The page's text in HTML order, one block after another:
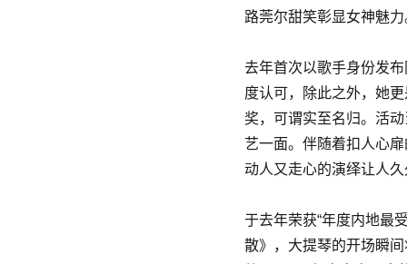
路莞尔甜笑彰显女神魅
去年首次以歌手身份发
度认可，除此之外，她
奖，可谓实至名归。活
艺一面。伴随着扣人心
动人又走心的演绎让人
于去年荣获“年度内地最
散》，大提琴的开场瞬